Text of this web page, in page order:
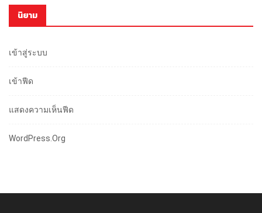
นิยาม
เข้าสู่ระบบ
เข้าฟีด
แสดงความเห็นฟีด
WordPress.org